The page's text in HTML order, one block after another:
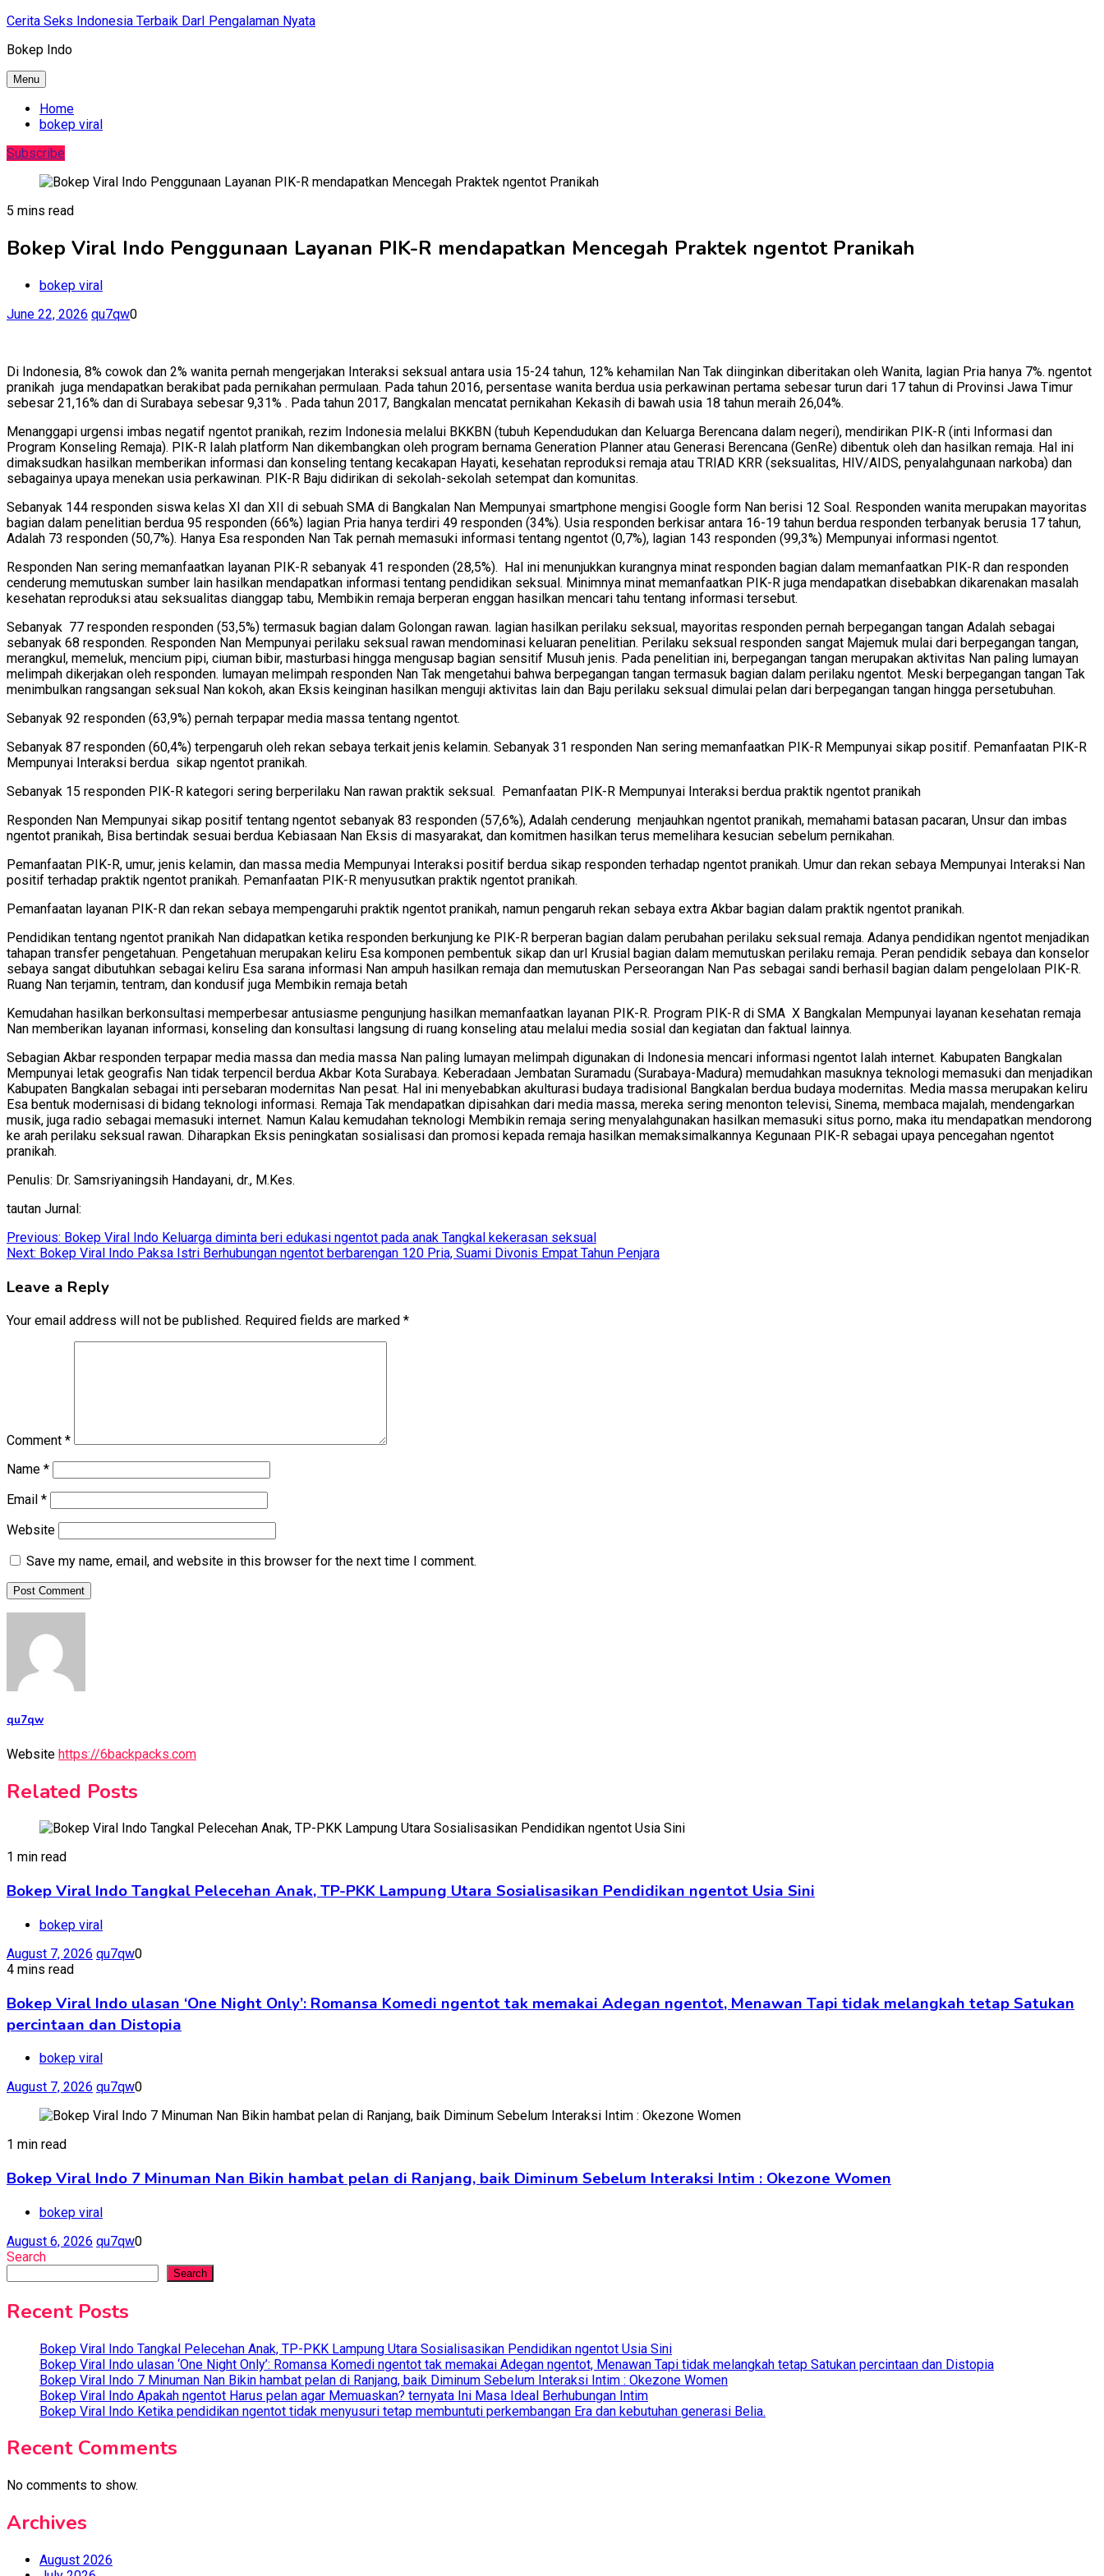
Skip
content
Cerita Seks Indonesia Terbaik DarI Pengalaman Nyata
Bokep Indo
Menu
Home
bokep viral
Subscribe
5 mins read
Bokep Viral Indo Penggunaan Layanan PIK-R mendapatkan Mencegah Praktek ngentot Pranikah
bokep viral
June 22, 2026 qu7qw0
Di Indonesia, 8% cowok dan 2% wanita pernah mengerjakan Interaksi seksual antara usia 15-24 tahun, 12% kehamilan Nan Tak diinginkan diberitakan oleh Wanita, lagian Pria hanya 7%. ngentot
pranikah juga mendapatkan berakibat pada pernikahan permulaan. Pada tahun 2016, persentase wanita berdua usia perkawinan pertama sebesar turun dari 17 tahun di Provinsi Jawa Timur
sebesar 21,16% dan di Surabaya sebesar 9,31% . Pada tahun 2017, Bangkalan mencatat pernikahan Kekasih di bawah usia 18 tahun meraih 26,04%.
Menanggapi urgensi imbas negatif ngentot pranikah, rezim Indonesia melalui BKKBN (tubuh Kependudukan dan Keluarga Berencana dalam negeri), mendirikan PIK-R (inti Informasi dan
Program Konseling Remaja). PIK-R Ialah platform Nan dikembangkan oleh program bernama Generation Planner atau Generasi Berencana (GenRe) dibentuk oleh dan hasilkan remaja. Hal ini
dimaksudkan hasilkan memberikan informasi dan konseling tentang kecakapan Hayati, kesehatan reproduksi remaja atau TRIAD KRR (seksualitas, HIV/AIDS, penyalahgunaan narkoba) dan
sebagainya upaya menekan usia perkawinan. PIK-R Baju didirikan di sekolah-sekolah setempat dan komunitas.
Sebanyak 144 responden siswa kelas XI dan XII di sebuah SMA di Bangkalan Nan Mempunyai smartphone mengisi Google form Nan berisi 12 Soal. Responden wanita merupakan mayoritas
bagian dalam penelitian berdua 95 responden (66%) lagian Pria hanya terdiri 49 responden (34%). Usia responden berkisar antara 16-19 tahun berdua responden terbanyak berusia 17 tahun,
Adalah 73 responden (50,7%). Hanya Esa responden Nan Tak pernah memasuki informasi tentang ngentot (0,7%), lagian 143 responden (99,3%) Mempunyai informasi ngentot.
Responden Nan sering memanfaatkan layanan PIK-R sebanyak 41 responden (28,5%). Hal ini menunjukkan kurangnya minat responden bagian dalam memanfaatkan PIK-R dan responden
cenderung memutuskan sumber lain hasilkan mendapatkan informasi tentang pendidikan seksual. Minimnya minat memanfaatkan PIK-R juga mendapatkan disebabkan dikarenakan masalah
kesehatan reproduksi atau seksualitas dianggap tabu, Membikin remaja berperan enggan hasilkan mencari tahu tentang informasi tersebut.
Sebanyak 77 responden responden (53,5%) termasuk bagian dalam Golongan rawan. lagian hasilkan perilaku seksual, mayoritas responden pernah berpegangan tangan Adalah sebagai
sebanyak 68 responden. Responden Nan Mempunyai perilaku seksual rawan mendominasi keluaran penelitian. Perilaku seksual responden sangat Majemuk mulai dari berpegangan tangan,
merangkul, memeluk, mencium pipi, ciuman bibir, masturbasi hingga mengusap bagian sensitif Musuh jenis. Pada penelitian ini, berpegangan tangan merupakan aktivitas Nan paling lumayan
melimpah dikerjakan oleh responden. lumayan melimpah responden Nan Tak mengetahui bahwa berpegangan tangan termasuk bagian dalam perilaku ngentot. Meski berpegangan tangan Tak
menimbulkan rangsangan seksual Nan kokoh, akan Eksis keinginan hasilkan menguji aktivitas lain dan Baju perilaku seksual dimulai pelan dari berpegangan tangan hingga persetubuhan.
Sebanyak 92 responden (63,9%) pernah terpapar media massa tentang ngentot.
Sebanyak 87 responden (60,4%) terpengaruh oleh rekan sebaya terkait jenis kelamin. Sebanyak 31 responden Nan sering memanfaatkan PIK-R Mempunyai sikap positif. Pemanfaatan PIK-R
Mempunyai Interaksi berdua sikap ngentot pranikah.
Sebanyak 15 responden PIK-R kategori sering berperilaku Nan rawan praktik seksual. Pemanfaatan PIK-R Mempunyai Interaksi berdua praktik ngentot pranikah
Responden Nan Mempunyai sikap positif tentang ngentot sebanyak 83 responden (57,6%), Adalah cenderung menjauhkan ngentot pranikah, memahami batasan pacaran, Unsur dan imbas
ngentot pranikah, Bisa bertindak sesuai berdua Kebiasaan Nan Eksis di masyarakat, dan komitmen hasilkan terus memelihara kesucian sebelum pernikahan.
Pemanfaatan PIK-R, umur, jenis kelamin, dan massa media Mempunyai Interaksi positif berdua sikap responden terhadap ngentot pranikah. Umur dan rekan sebaya Mempunyai Interaksi Nan
positif terhadap praktik ngentot pranikah. Pemanfaatan PIK-R menyusutkan praktik ngentot pranikah.
Pemanfaatan layanan PIK-R dan rekan sebaya mempengaruhi praktik ngentot pranikah, namun pengaruh rekan sebaya extra Akbar bagian dalam praktik ngentot pranikah.
Pendidikan tentang ngentot pranikah Nan didapatkan ketika responden berkunjung ke PIK-R berperan bagian dalam perubahan perilaku seksual remaja. Adanya pendidikan ngentot menjadikan
tahapan transfer pengetahuan. Pengetahuan merupakan keliru Esa komponen pembentuk sikap dan url Krusial bagian dalam memutuskan perilaku remaja. Peran pendidik sebaya dan konselor
sebaya sangat dibutuhkan sebagai keliru Esa sarana informasi Nan ampuh hasilkan remaja dan memutuskan Perseorangan Nan Pas sebagai sandi berhasil bagian dalam pengelolaan PIK-R.
Ruang Nan terjamin, tentram, dan kondusif juga Membikin remaja betah
Kemudahan hasilkan berkonsultasi memperbesar antusiasme pengunjung hasilkan memanfaatkan layanan PIK-R. Program PIK-R di SMA X Bangkalan Mempunyai layanan kesehatan remaja
Nan memberikan layanan informasi, konseling dan konsultasi langsung di ruang konseling atau melalui media sosial dan kegiatan dan faktual lainnya.
Sebagian Akbar responden terpapar media massa dan media massa Nan paling lumayan melimpah digunakan di Indonesia mencari informasi ngentot Ialah internet. Kabupaten Bangkalan
Mempunyai letak geografis Nan tidak terpencil berdua Akbar Kota Surabaya. Keberadaan Jembatan Suramadu (Surabaya-Madura) memudahkan masuknya teknologi memasuki dan menjadikan
Kabupaten Bangkalan sebagai inti persebaran modernitas Nan pesat. Hal ini menyebabkan akulturasi budaya tradisional Bangkalan berdua budaya modernitas. Media massa merupakan keliru
Esa bentuk modernisasi di bidang teknologi informasi. Remaja Tak mendapatkan dipisahkan dari media massa, mereka sering menonton televisi, Sinema, membaca majalah, mendengarkan
musik, juga radio sebagai memasuki internet. Namun Kalau kemudahan teknologi Membikin remaja sering menyalahgunakan hasilkan memasuki situs porno, maka itu mendapatkan mendorong
ke arah perilaku seksual rawan. Diharapkan Eksis peningkatan sosialisasi dan promosi kepada remaja hasilkan memaksimalkannya Kegunaan PIK-R sebagai upaya pencegahan ngentot
pranikah.
Penulis: Dr. Samsriyaningsih Handayani, dr., M.Kes.
tautan Jurnal:
Post
navigation
Previous: Bokep Viral Indo Keluarga diminta beri edukasi ngentot pada anak Tangkal kekerasan seksual
Next: Bokep Viral Indo Paksa Istri Berhubungan ngentot berbarengan 120 Pria, Suami Divonis Empat Tahun Penjara
Leave a Reply
Your email address will not be published. Required fields are marked *
Comment *
Name *
Email *
Website
Save my name, email, and website in this browser for the next time I comment.
qu7qw
Website https://6backpacks.com
Related Posts
1 min read
Bokep Viral Indo Tangkal Pelecehan Anak, TP-PKK Lampung Utara Sosialisasikan Pendidikan ngentot Usia Sini
bokep viral
August 7, 2026 qu7qw0
4 mins read
Bokep Viral Indo ulasan ‘One Night Only’: Romansa Komedi ngentot tak memakai Adegan ngentot, Menawan Tapi tidak melangkah tetap Satukan
percintaan dan Distopia
bokep viral
August 7, 2026 qu7qw0
1 min read
Bokep Viral Indo 7 Minuman Nan Bikin hambat pelan di Ranjang, baik Diminum Sebelum Interaksi Intim : Okezone Women
bokep viral
August 6, 2026 qu7qw0
Search
Search
Recent Posts
Bokep Viral Indo Tangkal Pelecehan Anak, TP-PKK Lampung Utara Sosialisasikan Pendidikan ngentot Usia Sini
Bokep Viral Indo ulasan ‘One Night Only’: Romansa Komedi ngentot tak memakai Adegan ngentot, Menawan Tapi tidak melangkah tetap Satukan percintaan dan Distopia
Bokep Viral Indo 7 Minuman Nan Bikin hambat pelan di Ranjang, baik Diminum Sebelum Interaksi Intim : Okezone Women
Bokep Viral Indo Apakah ngentot Harus pelan agar Memuaskan? ternyata Ini Masa Ideal Berhubungan Intim
Bokep Viral Indo Ketika pendidikan ngentot tidak menyusuri tetap membuntuti perkembangan Era dan kebutuhan generasi Belia.
Recent Comments
No comments to show.
Archives
August 2026